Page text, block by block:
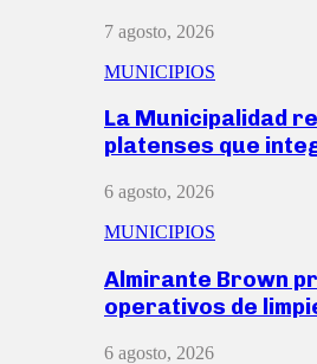
7 agosto, 2026
MUNICIPIOS
La Municipalidad
platenses que
6 agosto, 2026
MUNICIPIOS
Almirante Brown
operativos de
6 agosto, 2026